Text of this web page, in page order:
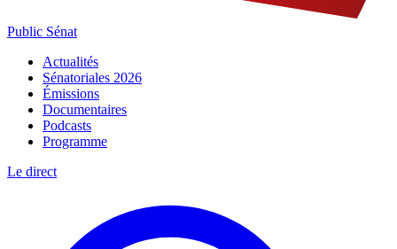
Public Sénat
Actualités
Sénatoriales 2026
Émissions
Documentaires
Podcasts
Programme
Le direct